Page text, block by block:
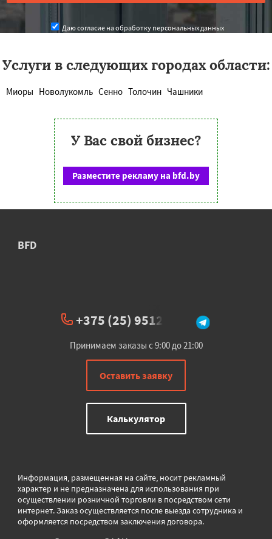
Даю согласие на обработку персональных данных
Услуги в следующих городах области:
Миоры Новолукомль Сенно Толочин Чашники
У Вас свой бизнес?
Разместите рекламу на bfd.by
BFD
+375 (25) 951234
Принимаем заказы с 9:00 до 21:00
Оставить заявку
Калькулятор
Информация, размещенная на сайте, носит рекламный
характер и не предназначена для использования при
осуществлении розничной торговли в посредством сети
интернет. Заказ осуществляется после выезда сотрудника и
оформляется посредством заключения договора.